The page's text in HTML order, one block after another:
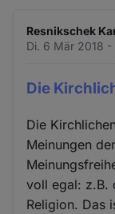
Resnikschek
Di. 6 Mär 2018 -
Die
Die
Meinungen
voll egal: z.B.
Religion. Das